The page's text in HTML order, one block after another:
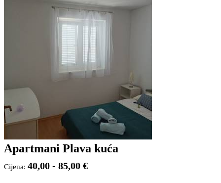
Apartmani Plava kuća
Cijena: 40,00 - 85,00 €